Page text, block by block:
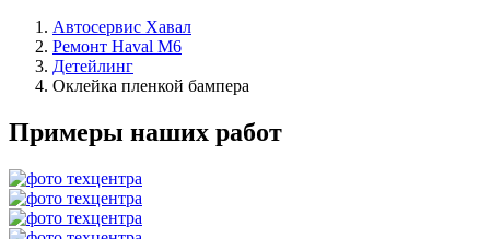
Автосервис Хавал
Ремонт Haval M6
Детейлинг
Оклейка пленкой бампера
Примеры наших работ